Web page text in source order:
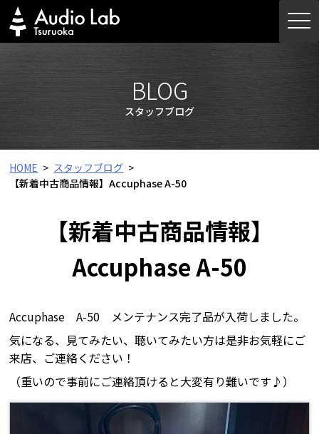
Skip
to
content
BLOG
スタッフブログ
HOME
スタッフブログ
【新着中古商品情報】Accuphase A-50
【新着中古商品情報】
Accuphase A-50
Accuphase A-50 メンテナンス完了品が入荷しました。
気になる、見てみたい、聴いてみたい方は是非お気軽にご
来店、ご連絡ください！
（重いので事前にご連絡頂けると大変有り難いです♪）